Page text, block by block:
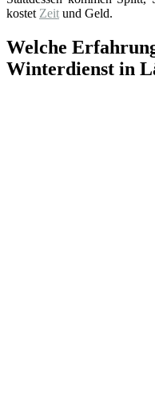
kostet Zeit und Geld.
Welche
Winterdienst in